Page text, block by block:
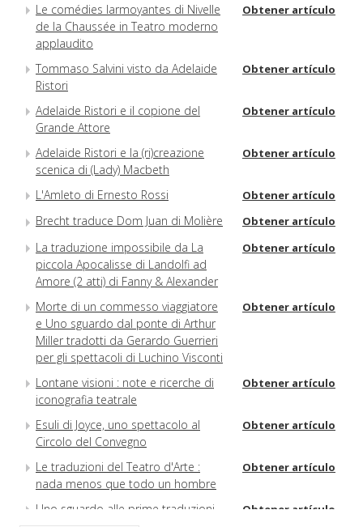
Le comédies larmoyantes di Nivelle
de la Chaussée in Teatro moderno
applaudito
Obtener artículo
Tommaso Salvini visto da Adelaide
Ristori
Obtener artículo
Adelaide Ristori e il copione del
Grande Attore
Obtener artículo
Adelaide Ristori e la (ri)creazione
scenica di (Lady) Macbeth
Obtener artículo
L'Amleto di Ernesto Rossi Obtener artículo
Brecht traduce Dom Juan di Molière Obtener artículo
La traduzione impossibile da La
piccola Apocalisse di Landolfi ad
Amore (2 atti) di Fanny & Alexander
Obtener artículo
Morte di un commesso viaggiatore
e Uno sguardo dal ponte di Arthur
Miller tradotti da Gerardo Guerrieri
per gli spettacoli di Luchino Visconti
Obtener artículo
Lontane visioni : note e ricerche di
iconografia teatrale
Obtener artículo
Esuli di Joyce, uno spettacolo al
Circolo del Convegno
Obtener artículo
Le traduzioni del Teatro d'Arte :
nada menos que todo un hombre
Obtener artículo
Uno sguardo alle prime traduzioni
Obtener artículo